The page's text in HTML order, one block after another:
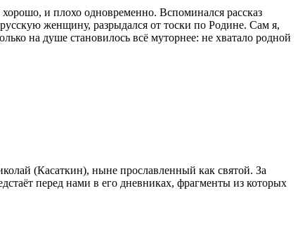
и плохо одновременно. Вспоминался рассказ
женщину, разрыдался от тоски по Родине. Сам я,
на душе становилось всё муторнее: не хватало родной
(Касаткин), ныне прославленный как святой. За
перед нами в его дневниках, фрагменты из которых